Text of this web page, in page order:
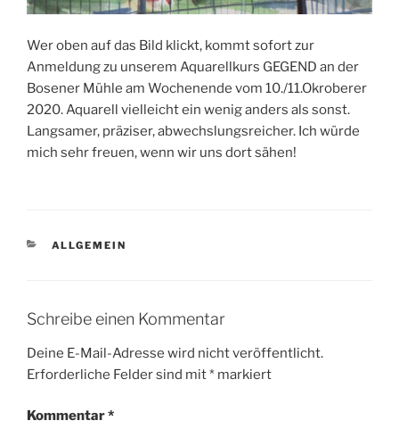
Wer oben auf das Bild klickt, kommt sofort zur
Anmeldung zu unserem Aquarellkurs GEGEND an der
Bosener Mühle am Wochenende vom 10./11.Okroberer
2020. Aquarell vielleicht ein wenig anders als sonst.
Langsamer, präziser, abwechslungsreicher. Ich würde
mich sehr freuen, wenn wir uns dort sähen!
KATEGORIEN
ALLGEMEIN
Schreibe einen Kommentar
Deine E-Mail-Adresse wird nicht veröffentlicht.
Erforderliche Felder sind mit* markiert
Kommentar*